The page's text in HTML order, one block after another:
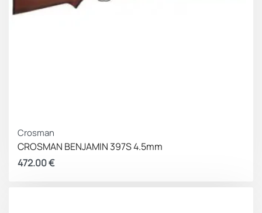
Crosman
CROSMAN BENJAMIN 397S 4.5mm
472.00€